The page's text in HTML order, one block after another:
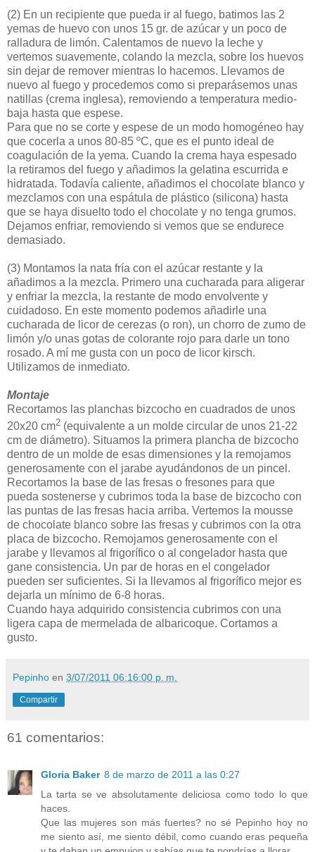
(2) En un recipiente que pueda ir al fuego, batimos las 2
yemas de huevo con unos 15 gr. de azúcar y un poco de
ralladura de limón. Calentamos de nuevo la leche y
vertemos suavemente, colando la mezcla, sobre los huevos
sin dejar de remover mientras lo hacemos. Llevamos de
nuevo al fuego y procedemos como si preparásemos unas
natillas (crema inglesa), removiendo a temperatura medio-
baja hasta que espese.
Para que no se corte y espese de un modo homogéneo hay
que cocerla a unos 80-85 ºC, que es el punto ideal de
coagulación de la yema. Cuando la crema haya espesado
la retiramos del fuego y añadimos la gelatina escurrida e
hidratada. Todavía caliente, añadimos el chocolate blanco y
mezclamos con una espátula de plástico (silicona) hasta
que se haya disuelto todo el chocolate y no tenga grumos.
Dejamos enfriar, removiendo si vemos que se endurece
demasiado.
(3) Montamos la nata fría con el azúcar restante y la
añadimos a la mezcla. Primero una cucharada para aligerar
y enfriar la mezcla, la restante de modo envolvente y
cuidadoso. En este momento podemos añadirle una
cucharada de licor de cerezas (o ron), un chorro de zumo de
limón y/o unas gotas de colorante rojo para darle un tono
rosado. A mí me gusta con un poco de licor kirsch.
Utilizamos de inmediato.
Montaje
Recortamos las planchas bizcocho en cuadrados de unos
20x20 cm2 (equivalente a un molde circular de unos 21-22
cm de diámetro). Situamos la primera plancha de bizcocho
dentro de un molde de esas dimensiones y la remojamos
generosamente con el jarabe ayudándonos de un pincel.
Recortamos la base de las fresas o fresones para que
pueda sostenerse y cubrimos toda la base de bizcocho con
las puntas de las fresas hacia arriba. Vertemos la mousse
de chocolate blanco sobre las fresas y cubrimos con la otra
placa de bizcocho. Remojamos generosamente con el
jarabe y llevamos al frigorífico o al congelador hasta que
gane consistencia. Un par de horas en el congelador
pueden ser suficientes. Si la llevamos al frigorífico mejor es
dejarla un mínimo de 6-8 horas.
Cuando haya adquirido consistencia cubrimos con una
ligera capa de mermelada de albaricoque. Cortamos a
gusto.
Pepinho en 3/07/2011 06:16:00 p. m.
Compartir
61 comentarios:
Gloria Baker 8 de marzo de 2011 a las 0:27
La tarta se ve absolutamente deliciosa como todo lo que
haces.
Que las mujeres son más fuertes? no sé Pepinho hoy no
me siento así, me siento débil, como cuando eras pequeña